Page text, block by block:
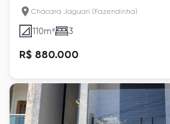
Chácara Jaguari (Fazendinha)
110m² 3
R$ 880.000